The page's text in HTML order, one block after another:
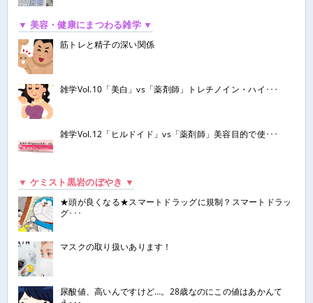
▼ 美容・健康にまつわる雑学 ▼
筋トレと精子の深い関係
雑学Vol.10「美白」vs「薬剤師」トレチノイン・ハイ･･･
雑学Vol.12「ヒルドイド」vs「薬剤師」美容目的で使･･･
▼ ケミスト黒岩のぼやき ▼
★頭が良くなる★スマートドラッグに規制？スマートドラッ
グ･･･
マスクの取り扱いあります！
尿酸値、高いんですけど…。28歳なのにこの値はあかんて